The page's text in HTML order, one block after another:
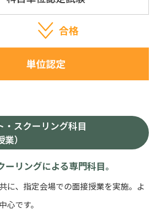
・スクーリング科目
業）
ーリングによる専門科目。
に、指定会場での面接授業を実施。よ
心です。